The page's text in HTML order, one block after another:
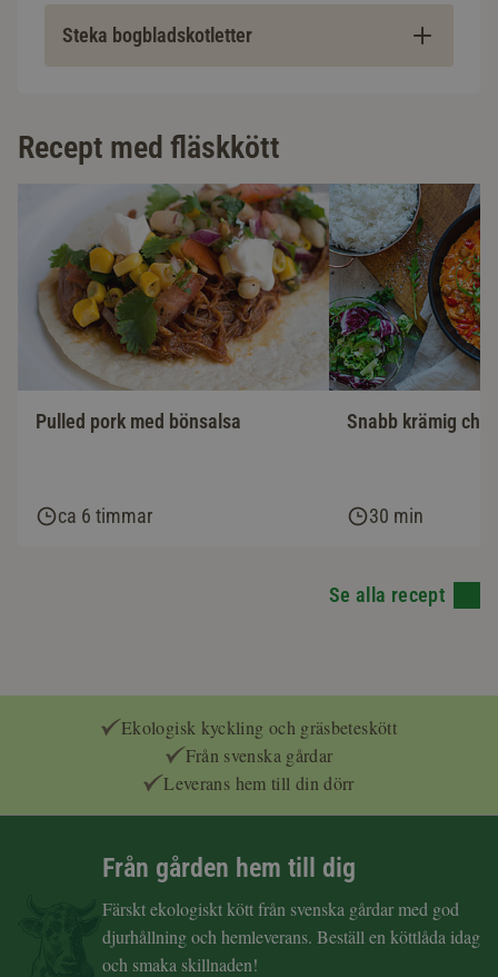
Steka bogbladskotletter
Recept med fläskkött
Pulled pork med bönsalsa
ca 6 timmar
Snabb krämig
30 min
Se alla recept
Ekologisk kyckling och gräsbeteskött
Från svenska gårdar
Leverans hem till din dörr
Från gården hem till dig
Färskt ekologiskt kött från svenska gårdar med god
djurhållning och hemleverans. Beställ en köttlåda idag
och smaka skillnaden!